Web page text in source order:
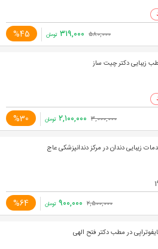
%45 ۵۸۰,۰۰۰ ۳۱۹,۰۰۰ تومان
زیبایی دکتر چیت ساز
%30 ۳,۰۰۰,۰۰۰ ۲,۱۰۰,۰۰۰ تومان
زیبایی دندان در مرکز دندانپزشکی عاج
%64 ۲,۵۰۰,۰۰۰ ۹۰۰,۰۰۰ تومان
در مطب دکتر فتح الهی